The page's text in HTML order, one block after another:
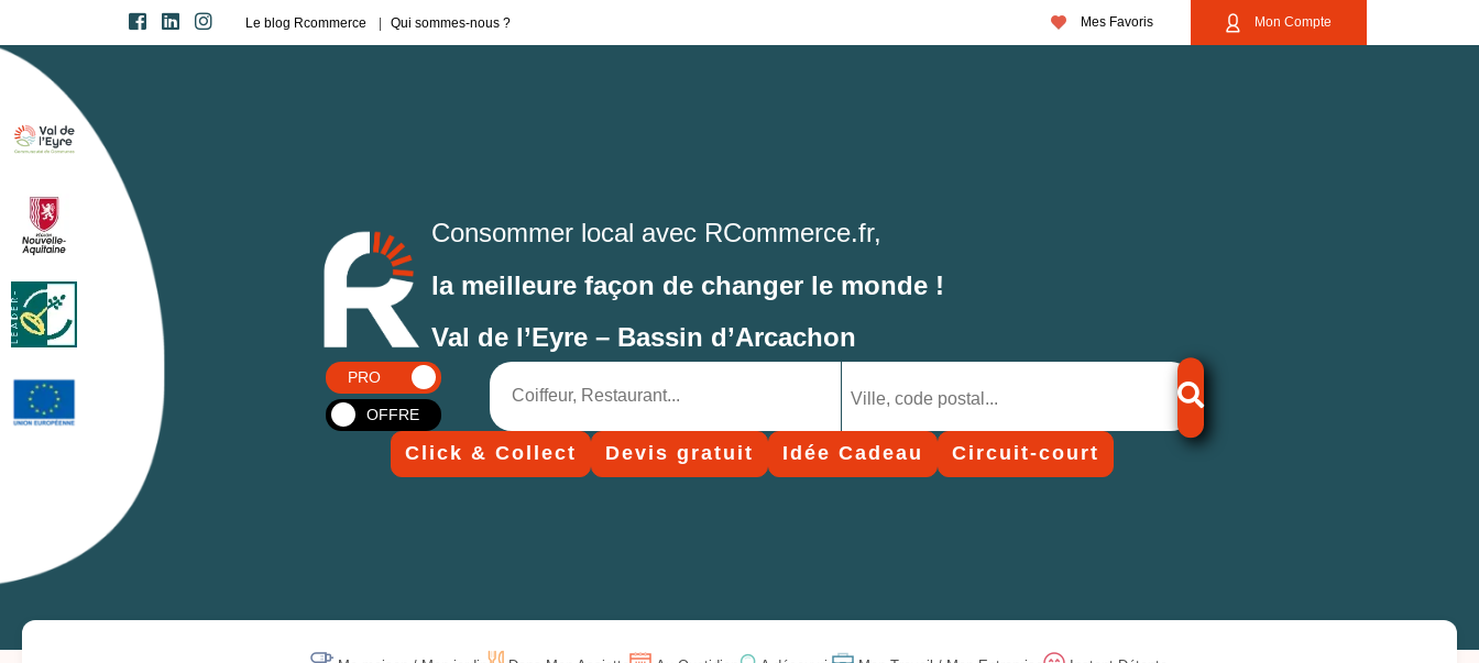
Le blog Rcommerce Qui sommes-nous ? Mes Favoris Mon Compte
Consommer local avec RCommerce.fr,
la meilleure façon de changer le monde !
Val de l’Eyre – Bassin d’Arcachon
PRO
OFFRE
Click & Collect Devis gratuit Idée Cadeau Circuit-court